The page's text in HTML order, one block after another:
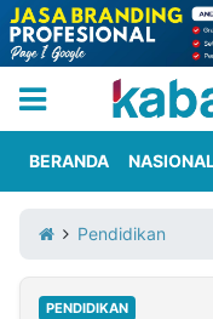
Iklan
Berita
Kami
BERANDA
Pendidikan
PENDIDIKAN